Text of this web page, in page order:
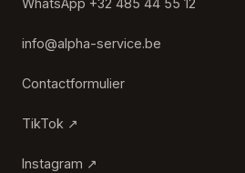
WhatsApp +32 485 44 55 12
info@alpha-service.be
Contactformulier
TikTok ↗
Instagram ↗